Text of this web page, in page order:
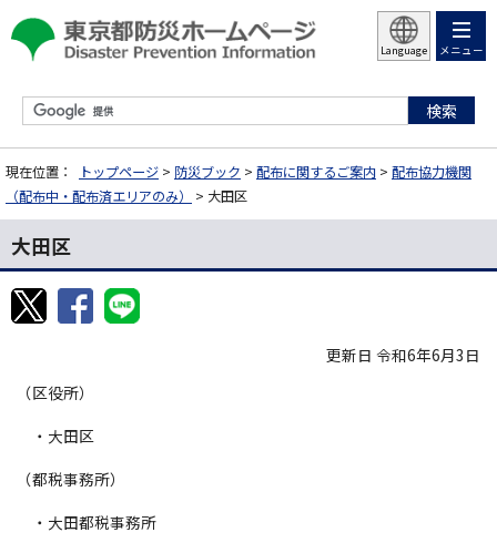
Language メニュー
現在位置： トップページ > 防災ブック > 配布に関するご案内 > 配布協力機関
（配布中・配布済エリアのみ）
> 大田区
大田区
更新日 令和6年6月3日
（区役所）
・大田区
（都税事務所）
・大田都税事務所